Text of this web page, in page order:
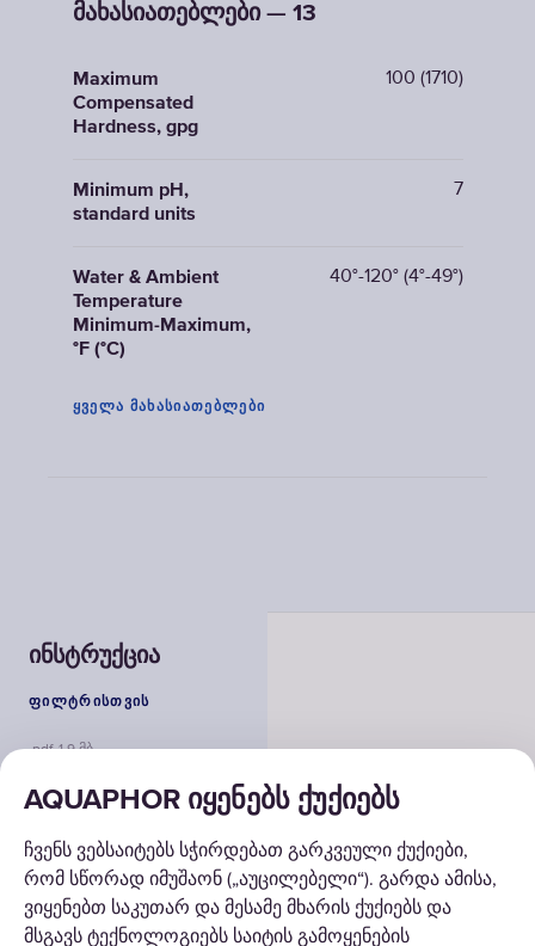
მახასიათებლები — 13
Maximum
Compensated
Hardness, gpg
100 (1710)
Minimum pH,
standard units
7
Water & Ambient
Temperature
Minimum-Maximum,
°F (°C)
40°-120° (4°-49°)
ᲧᲕᲔᲚᲐ ᲛᲐᲮᲐᲡᲘᲐᲗᲔᲑᲚᲔᲑᲘ
ინსტრუქცია
ᲤᲘᲚᲢᲠᲘᲡᲗᲕᲘᲡ
.pdf, 1.9 მბ
AQUAPHOR იყენებს ქუქიებს
ჩვენს ვებსაიტებს სჭირდებათ გარკვეული ქუქიები,
რომ სწორად იმუშაონ („აუცილებელი“). გარდა ამისა,
ვიყენებთ საკუთარ და მესამე მხარის ქუქიებს და
მსგავს ტექნოლოგიებს საიტის გამოყენების
ᲒᲐᲓᲐᲬᲧᲕᲔᲢᲘᲚᲔᲑᲔᲑᲘ